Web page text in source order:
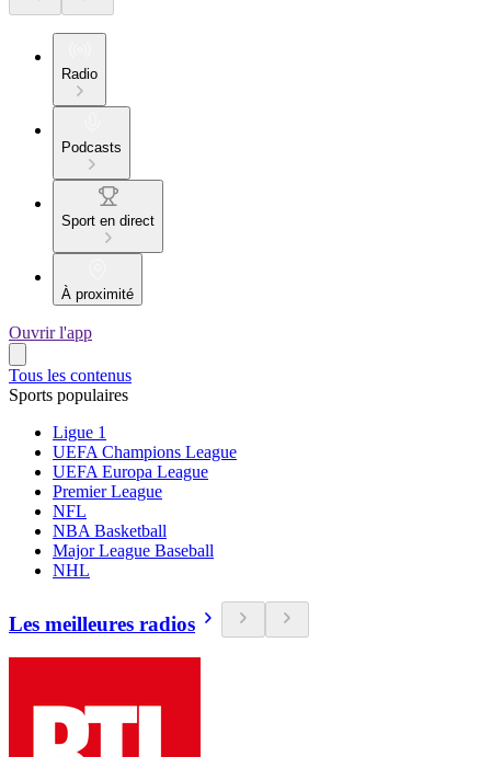
Radio
Podcasts
Sport en direct
À proximité
Ouvrir l'app
Tous les contenus
Sports populaires
Ligue 1
UEFA Champions League
UEFA Europa League
Premier League
NFL
NBA Basketball
Major League Baseball
NHL
Les meilleures radios